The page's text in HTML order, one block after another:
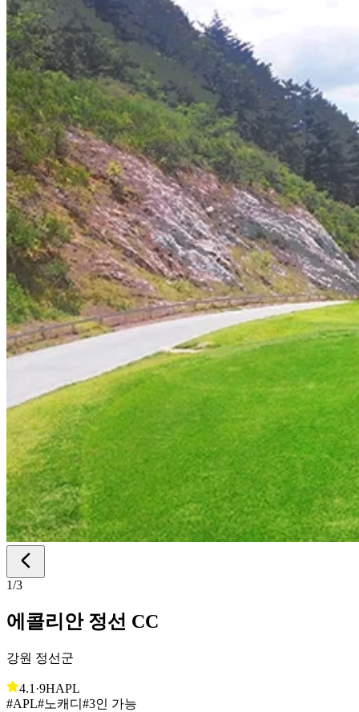
1/3
에콜리안 정선 CC
강원 정선군
4.1 ·9HAPL
#APL#노캐디 #3인 가능